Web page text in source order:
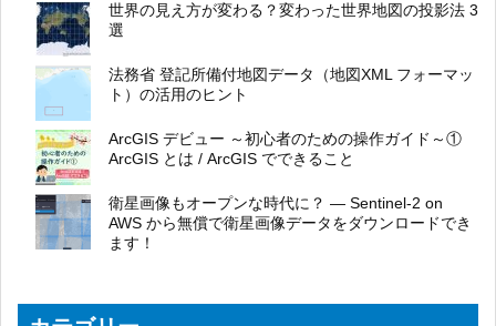
世界の見え方が変わる？変わった世界地図の投影法 3
選
法務省 登記所備付地図データ（地図XML フォーマッ
ト）の活用のヒント
ArcGIS デビュー ～初心者のための操作ガイド～①
ArcGIS とは / ArcGIS でできること
衛星画像もオープンな時代に？ ― Sentinel-2 on
AWS から無償で衛星画像データをダウンロードでき
ます！